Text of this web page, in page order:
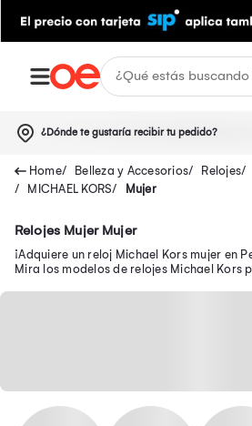
¿Dónde te gustaría recibir tu pedido?
Belleza y Accesorios Relojes
MICHAEL KORS
Mujer
Relojes Mujer Mujer
¡Adquiere un reloj Michael Kors mujer en
Mira los modelos de relojes Michael Kors